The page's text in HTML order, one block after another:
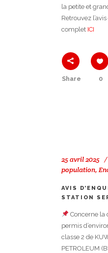
la petite et
Retrouvez
complet ICI
Share 0
25 avril 2025
population,
AVIS
STATION
Concerne la
permis
classe 2 de
PETROLEUM